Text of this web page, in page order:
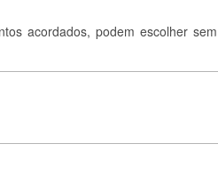
acordados, podem escolher sem